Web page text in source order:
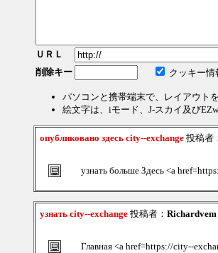
ＵＲＬ
削除キー
クッキー情
パソコンと携帯端末で、レイアウト
絵文字は、iモード、J-スカイ及び
опубликовано здесь city--exchange 投稿者
узнать больше Здесь <a
узнать city--exchange 投稿者： Richardvem
Главная <a href=https://city--